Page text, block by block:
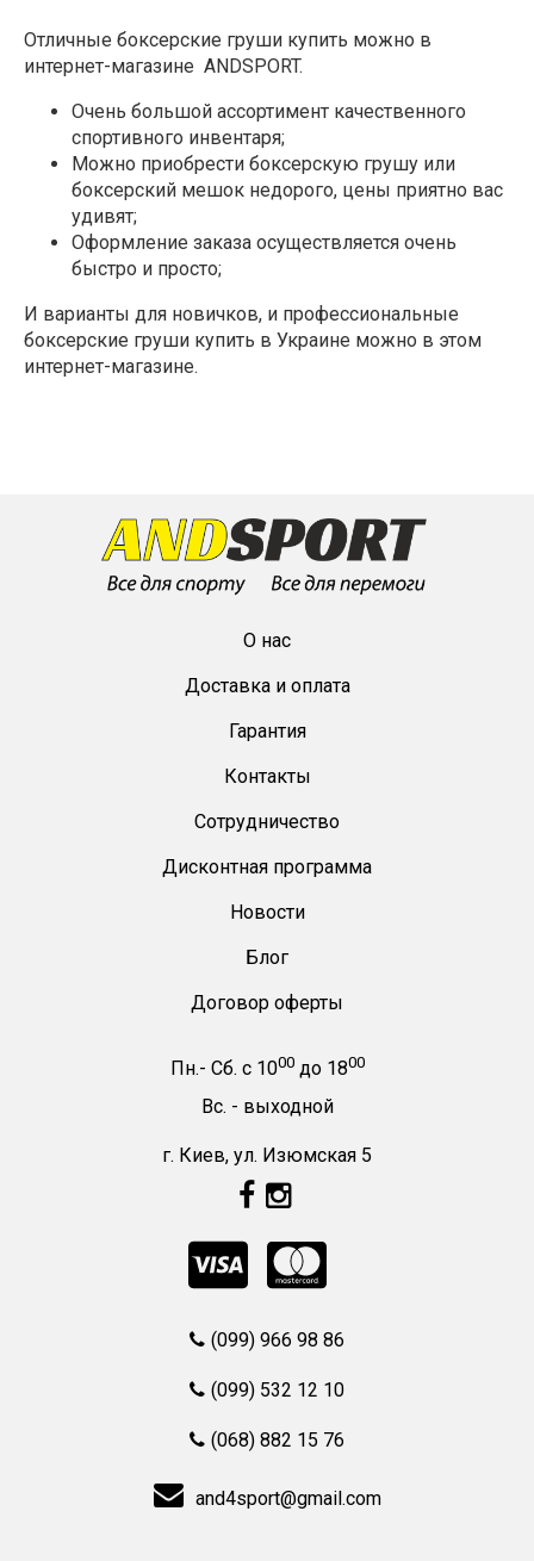
Отличные боксерские груши купить можно в
интернет-магазине ANDSPORT.
Очень большой ассортимент качественного
спортивного инвентаря;
Можно приобрести боксерскую грушу или
боксерский мешок недорого, цены приятно вас
удивят;
Оформление заказа осуществляется очень
быстро и просто;
И варианты для новичков, и профессиональные
боксерские груши купить в Украине можно в этом
интернет-магазине.
О нас
Доставка и оплата
Гарантия
Контакты
Сотрудничество
Дисконтная программа
Новости
Блог
Договор оферты
Пн.- Сб. с1000 до1800
Вс. - выходной
г. Киев, ул. Изюмская 5
(099) 966 98 86
(099) 532 12 10
(068) 882 15 76
and4sport@gmail.com